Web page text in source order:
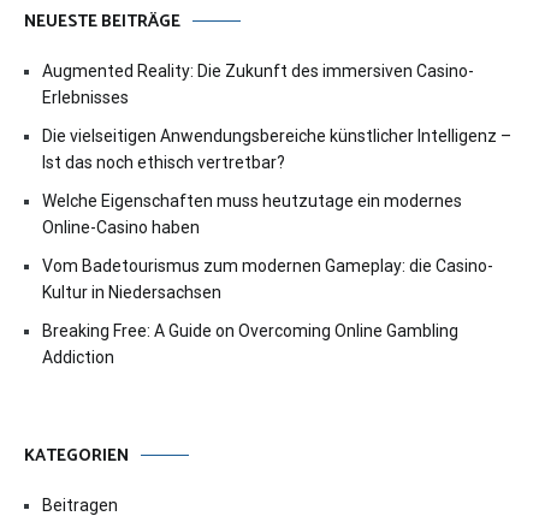
NEUESTE BEITRÄGE
Augmented Reality: Die Zukunft des immersiven Casino-
Erlebnisses
Die vielseitigen Anwendungsbereiche künstlicher Intelligenz –
Ist das noch ethisch vertretbar?
Welche Eigenschaften muss heutzutage ein modernes
Online-Casino haben
Vom Badetourismus zum modernen Gameplay: die Casino-
Kultur in Niedersachsen
Breaking Free: A Guide on Overcoming Online Gambling
Addiction
KATEGORIEN
Beitragen